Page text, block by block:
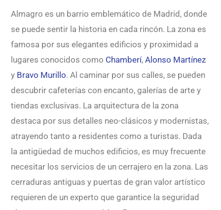
Almagro es un barrio emblemático de Madrid, donde
se puede sentir la historia en cada rincón. La zona es
famosa por sus elegantes edificios y proximidad a
lugares conocidos como Chamberí,Alonso Martínez
y Bravo Murillo. Al caminar por sus calles, se pueden
descubrir cafeterías con encanto, galerías de arte y
tiendas exclusivas. La arquitectura de la zona
destaca por sus detalles neo-clásicos y modernistas,
atrayendo tanto a residentes como a turistas. Dada
la antigüedad de muchos edificios, es muy frecuente
necesitar los servicios de un cerrajero en la zona. Las
cerraduras antiguas y puertas de gran valor artístico
requieren de un experto que garantice la seguridad